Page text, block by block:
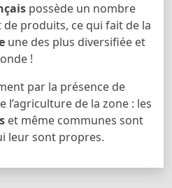
possède un nombre
produits, ce qui fait de la
une des plus diversifiée et
!
par la présence de
l’agriculture de la zone : les
et même communes sont
leur sont propres.